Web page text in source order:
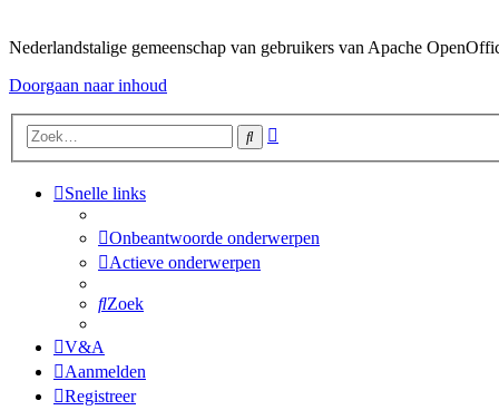
Nederlandstalige gemeenschap van gebruikers van Apache
Doorgaan naar inhoud
Zoek
Snelle links
Onbeantwoorde onderwerpen
Actieve onderwerpen
Zoek
V&A
Aanmelden
Registreer